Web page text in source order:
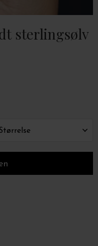
sterlingsølv